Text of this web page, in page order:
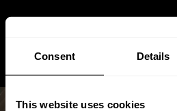
Consent Details
This website uses cookies